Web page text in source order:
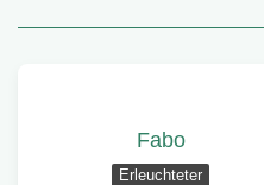
Fabo
Erleuchteter